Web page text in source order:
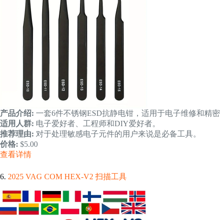
产品介绍: 一套6件不锈钢ESD抗静电钳，适用于电子维修和精
适用人群: 电子爱好者、工程师和DIY爱好者。
推荐理由: 对于处理敏感电子元件的用户来说是必备工具。
价格: $5.00
查看详情
6. 2025 VAG COM HEX-V2 扫描工具